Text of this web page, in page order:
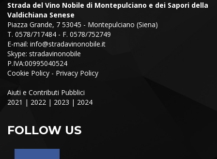
Strada del Vino Nobile di Montepulciano e dei Sapori della
Valdichiana Senese
Piazza Grande, 7 53045 - Montepulciano (Siena)
T. 0578/717484 - F. 0578/752749
E-mail: info@stradavinonobile.it
Skype: stradavinonobile
P.IVA:00995040524
Cookie Policy - Privacy Policy
Aiuti e Contributi Pubblici
2021 | 2022 | 2023 | 2024
FOLLOW US